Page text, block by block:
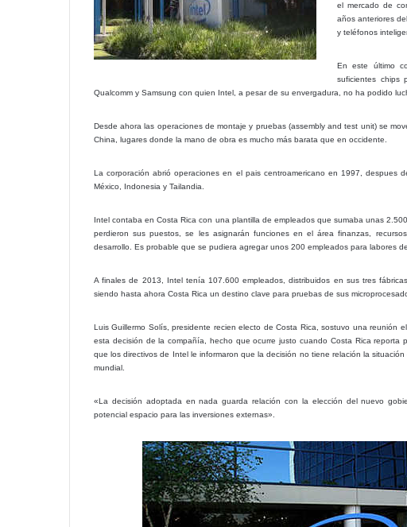
el mercado de
años anteriores
y teléfonos
En este último
suficientes chips
Qualcomm y Samsung con quien Intel, a pesar de su envergadura, no ha podido
Desde ahora las operaciones de montaje y pruebas (assembly and test unit) se
China, lugares donde la mano de obra es mucho más barata que en occidente.
La corporación abrió operaciones en el pais centroamericano en 1997, despues
México, Indonesia y Tailandia.
Intel contaba en Costa Rica con una plantilla de empleados que sumaba unas
perdieron sus puestos, se les asignarán funciones en el área finanzas,
desarrollo. Es probable que se pudiera agregar unos 200 empleados para labores
A finales de 2013, Intel tenía 107.600 empleados, distribuidos en sus tres
siendo hasta ahora Costa Rica un destino clave para pruebas de sus
Luis Guillermo Solís, presidente recien electo de Costa Rica, sostuvo una reunión
esta decisión de la compañía, hecho que ocurre justo cuando Costa Rica
que los directivos de Intel le informaron que la decisión no tiene relación la
mundial.
«La decisión adoptada en nada guarda relación con la elección del nuevo
potencial espacio para las inversiones externas».